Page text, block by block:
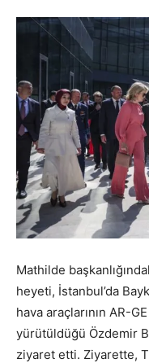
Mathilde
heyeti, İstanbul’da
hava araçlarının AR-
yürütüldüğü Özdemir
ziyaret etti. Ziyarette,